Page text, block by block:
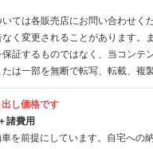
ては各販売店にお問い合わせくだ
く変更されることがあります。
証するものではなく、当コンテ
は一部を無断で転写、転載、複
し価格です
諸費用
を前提にしています。自宅への